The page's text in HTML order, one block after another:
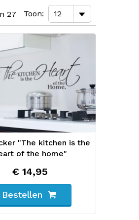
27 Toon
"The kitchen is the
of the home"
€ 14,95
Bestellen